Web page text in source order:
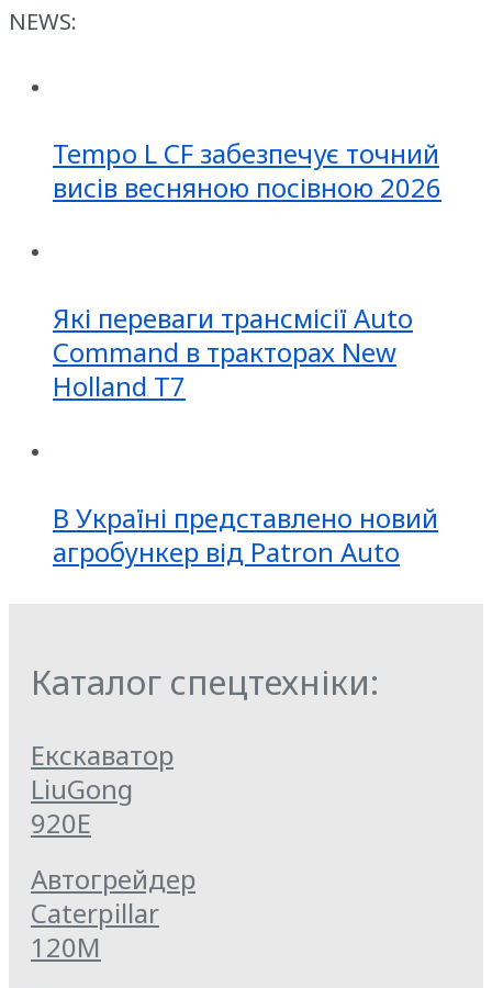
NEWS:
Tempo L CF забезпечує точний
висів весняною посівною 2026
Які переваги трансмісії Auto
Command в тракторах New
Holland T7
В Україні представлено новий
агробункер від Patron Auto
Каталог спецтехніки:
Екскаватор
LiuGong
920E
Автогрейдер
Caterpillar
120M